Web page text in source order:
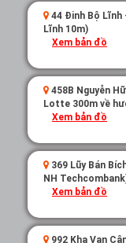
44 Đinh Bộ Lĩnh
Lĩnh 10m)
Xem bản đồ
458B Nguyễn
Lotte 300m về
Xem bản đồ
369 Lũy Bán
NH
Xem bản đồ
992 Kha Vạn